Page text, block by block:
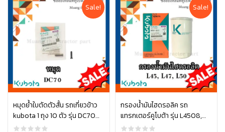
Sale!
หมุดย้ำใบตัดตัวสั้น รถเกี่ยวข้าว
kubota 1 ถุง 10 ตัว รุ่น DC70
5T072-51380
หยิบใส่ตะกร้า
Sale!
กรองน้ำมันไฮดรอลิค รถ
แทรกเตอร์คูโบต้า รุ่น L4508,
L4708, L5018 , W9501-45101
หยิบใส่ตะกร้า